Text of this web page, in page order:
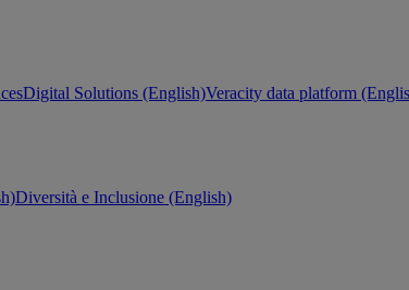
Digital Solutions (English)Veracity data platform
Diversità e Inclusione (English)